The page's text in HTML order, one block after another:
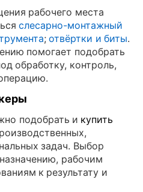
рабочего места
слесарно-монтажный
;отвёртки и биты.
помогает подобрать
обработку, контроль,
подобрать и купить
задач. Выбор
рабочим
к результату и